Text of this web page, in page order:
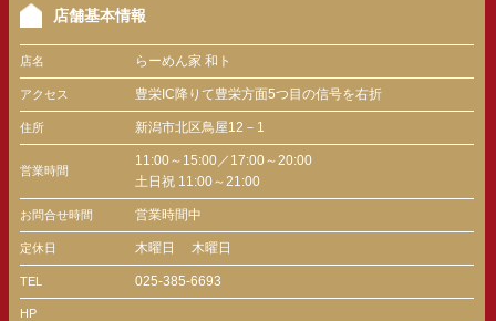
店舗基本情報
店名 らーめん家 和ト
アクセス 豊栄IC降りて豊栄方面5つ目の信号を右折
住所 新潟市北区鳥屋12－1
営業時間
11:00～15:00／17:00～20:00
土日祝 11:00～21:00
お問合せ時間 営業時間中
定休日 木曜日 木曜日
TEL 025-385-6693
HP